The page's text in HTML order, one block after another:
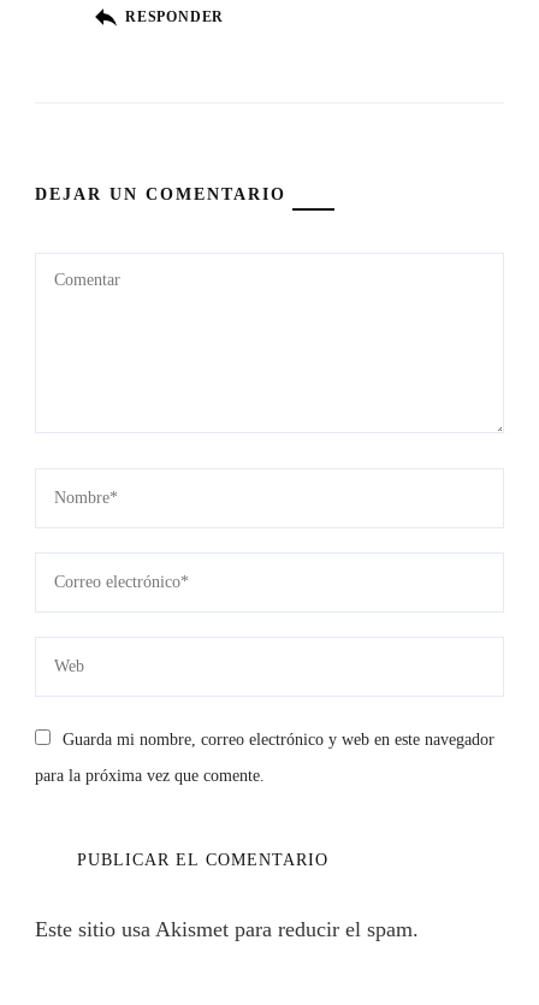
RESPONDER
DEJAR UN COMENTARIO
Guarda mi nombre, correo electrónico y web en este navegador
para la próxima vez que comente.
Este sitio usa Akismet para reducir el spam.